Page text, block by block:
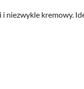
niezwykle kremowy.